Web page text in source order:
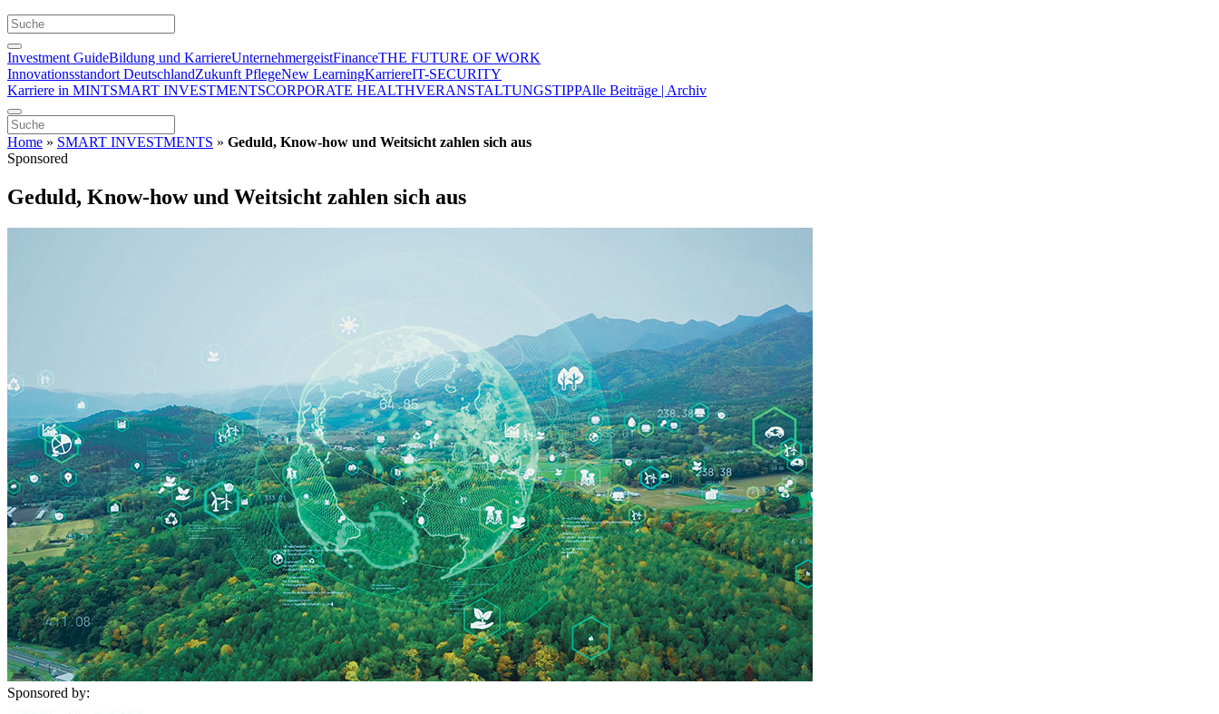
Investment GuideBildung und KarriereUnternehmergeistFinanceTHE FUTURE OF WORK
Innovationsstandort DeutschlandZukunft PflegeNew LearningKarriereIT-SECURITY
Karriere in MINTSMART INVESTMENTSCORPORATE HEALTHVERANSTALTUNGSTIPPAlle Beiträge | Archiv
Home » SMART INVESTMENTS » Geduld, Know-how und Weitsicht zahlen sich aus
Sponsored
Geduld, Know-how und Weitsicht zahlen sich aus
Sponsored by: